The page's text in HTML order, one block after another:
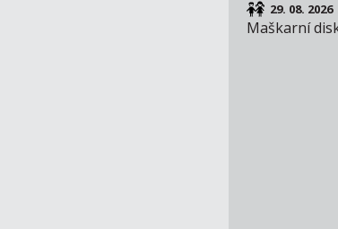
29. 08. 2026
Maškarní